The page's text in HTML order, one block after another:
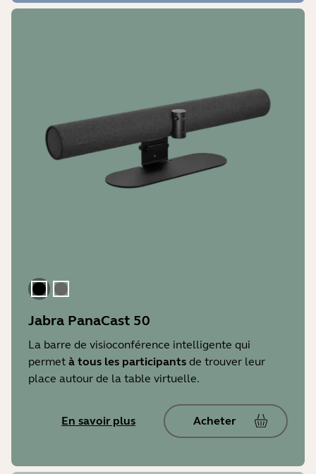
Le noir
gris
Jabra PanaCast 50
La barre de visioconférence intelligente qui
permet à tous les participants de trouver leur
place autour de la table virtuelle.
En savoir plus Acheter